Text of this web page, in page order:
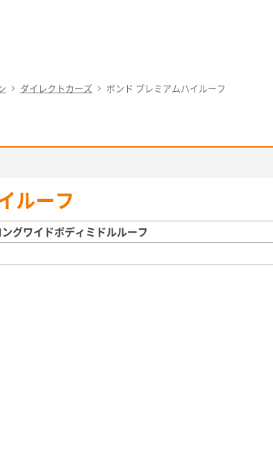
ダイレクトカーズ ボンド プレミアムハイルーフ
ルーフ
グワイドボディミドルルーフ